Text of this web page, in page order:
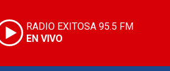
RADIO EXITOSA 95.5 FM
EN VIVO